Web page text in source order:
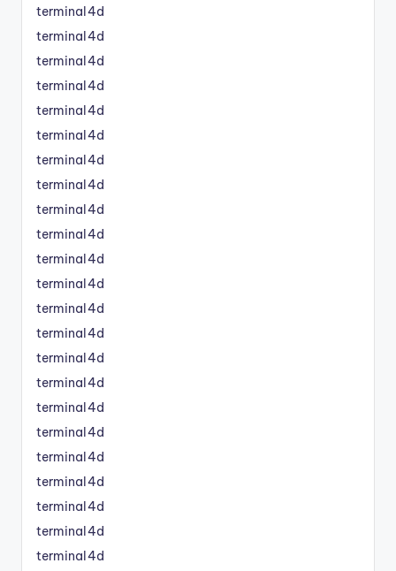
terminal4d
terminal4d
terminal4d
terminal4d
terminal4d
terminal4d
terminal4d
terminal4d
terminal4d
terminal4d
terminal4d
terminal4d
terminal4d
terminal4d
terminal4d
terminal4d
terminal4d
terminal4d
terminal4d
terminal4d
terminal4d
terminal4d
terminal4d